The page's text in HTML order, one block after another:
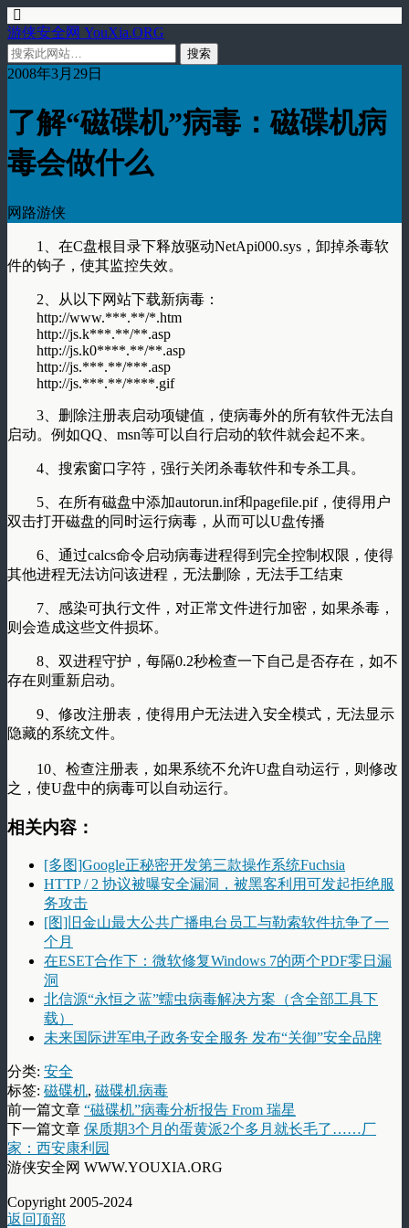
游侠安全网 YouXia.ORG
2008年3月29日
了解“磁碟机”病毒：磁碟机病
毒会做什么
网路游侠
1、在C盘根目录下释放驱动NetApi000.sys，卸掉杀毒软
件的钩子，使其监控失效。
2、从以下网站下载新病毒：
http://www.***.**/*.htm
http://js.k***.**/**.asp
http://js.k0****.**/**.asp
http://js.***.**/***.asp
http://js.***.**/****.gif
3、删除注册表启动项键值，使病毒外的所有软件无法自
启动。例如QQ、msn等可以自行启动的软件就会起不来。
4、搜索窗口字符，强行关闭杀毒软件和专杀工具。
5、在所有磁盘中添加autorun.inf和pagefile.pif，使得用户
双击打开磁盘的同时运行病毒，从而可以U盘传播
6、通过calcs命令启动病毒进程得到完全控制权限，使得
其他进程无法访问该进程，无法删除，无法手工结束
7、感染可执行文件，对正常文件进行加密，如果杀毒，
则会造成这些文件损坏。
8、双进程守护，每隔0.2秒检查一下自己是否存在，如不
存在则重新启动。
9、修改注册表，使得用户无法进入安全模式，无法显示
隐藏的系统文件。
10、检查注册表，如果系统不允许U盘自动运行，则修改
之，使U盘中的病毒可以自动运行。
相关内容：
[多图]Google正秘密开发第三款操作系统Fuchsia
HTTP / 2 协议被曝安全漏洞，被黑客利用可发起拒绝服
务攻击
[图]旧金山最大公共广播电台员工与勒索软件抗争了一
个月
在ESET合作下：微软修复Windows 7的两个PDF零日漏
洞
北信源“永恒之蓝”蠕虫病毒解决方案（含全部工具下
载）
未来国际进军电子政务安全服务 发布“关御”安全品牌
分类: 安全
标签: 磁碟机, 磁碟机病毒
前一篇文章 “磁碟机”病毒分析报告 From 瑞星
下一篇文章 保质期3个月的蛋黄派2个多月就长毛了……厂
家：西安康利园
游侠安全网 WWW.YOUXIA.ORG
Copyright 2005-2024
返回顶部